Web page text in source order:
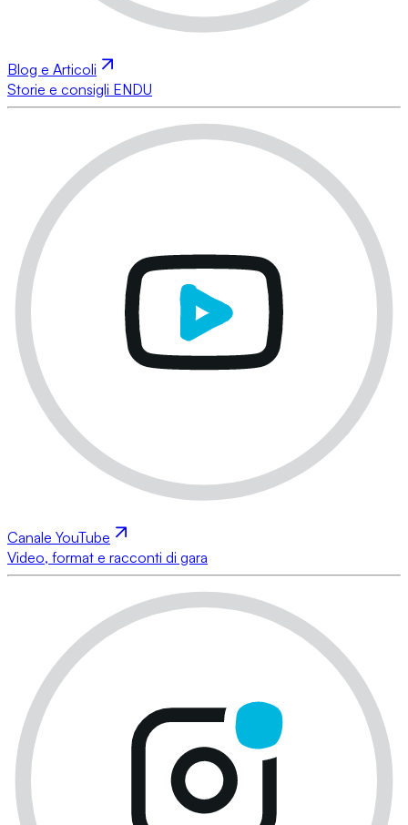
Blog e Articoli
Storie e consigli ENDU
Canale YouTube
Video, format e racconti di gara